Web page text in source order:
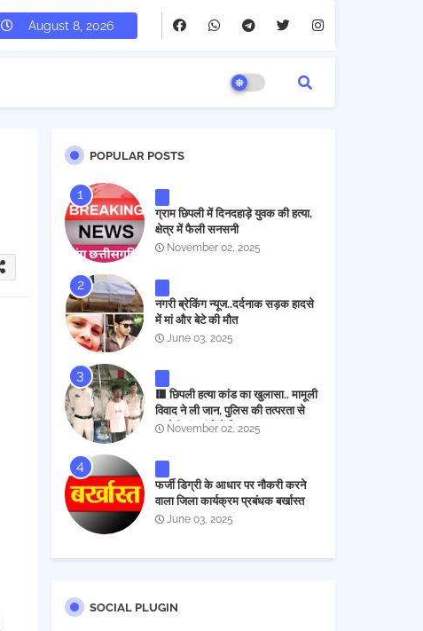
August 8, 2026
POPULAR POSTS
ग्राम छिपली में दिनदहाड़े युवक की हत्या,
क्षेत्र में फैली सनसनी
November 02, 2025
नगरी ब्रेकिंग न्यूज..दर्दनाक सड़क हादसे
में मां और बेटे की मौत
June 03, 2025
🟥 छिपली हत्या कांड का खुलासा.. मामूली
विवाद ने ली जान, पुलिस की तत्परता से
आरोपी चंद घंटों में गिरफ्तार
November 02, 2025
फर्जी डिग्री के आधार पर नौकरी करने
वाला जिला कार्यक्रम प्रबंधक बर्खास्त
June 03, 2025
SOCIAL PLUGIN